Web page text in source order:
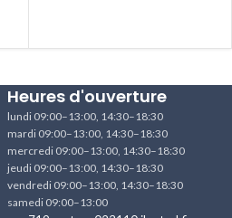
Heures d'ouverture
lundi 09:00–13:00, 14:30–18:30
mardi 09:00–13:00, 14:30–18:30
mercredi 09:00–13:00, 14:30–18:30
jeudi 09:00–13:00, 14:30–18:30
vendredi 09:00–13:00, 14:30–18:30
samedi 09:00–13:00